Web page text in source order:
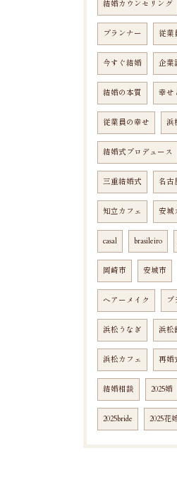
結婚カウンセリング
プランナー 従業
今すぐ結婚 企業
結婚の本質 幸せ
従業員の幸せ 浜
結婚式プロデュース
三重結婚式 名古
知立カフェ 安城
casal brasileiro
岡崎市 安城市
ヘアーメイク ブ
浜松うなぎ 浜松
浜松カフェ 再婚
結婚相談 2025婚
2025bride 2025花